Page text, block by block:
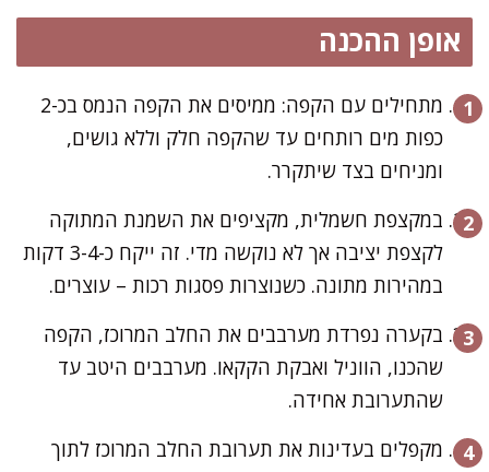
אופן ההכנה
מתחילים עם הקפה: ממיסים את הקפה הנמס בכ-2
כפות מים רותחים עד שהקפה חלק וללא גושים,
ומניחים בצד שיתקרר.
במקצפת חשמלית, מקציפים את השמנת המתוקה
לקצפת יציבה אך לא נוקשה מדי. זה ייקח כ-3-4 דקות
במהירות מתונה. כשנוצרות פסגות רכות – עוצרים.
בקערה נפרדת מערבבים את החלב המרוכז, הקפה
שהכנו, הווניל ואבקת הקקאו. מערבבים היטב עד
שהתערובת אחידה.
מקפלים בעדינות את תערובת החלב המרוכז לתוך